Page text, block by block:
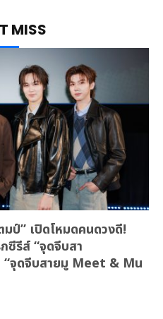
MISS
ป์” เปิดโหมดคนดวงดี!
ซีรีส์ “จุดจีบสา
“จุดจีบสายมู Meet & Mu